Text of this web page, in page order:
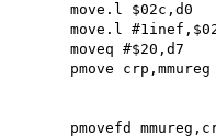
move.l $02c,d0
move.l
moveq #$20,d7
pmove crp,mmureg
pmovefd